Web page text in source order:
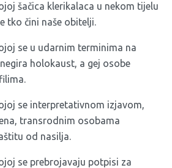
šačica klerikalaca u nekom tijelu
tko čini naše obitelji.
se u udarnim terminima na
holokaust, a gej osobe
se interpretativnom izjavom,
transrodnim osobama
od nasilja.
se prebrojavaju potpisi za